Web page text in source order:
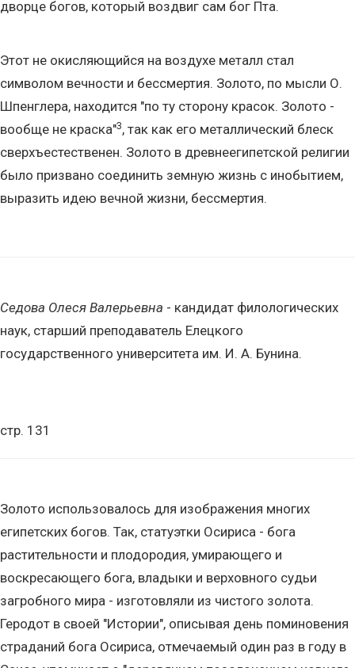
дворце богов, который воздвиг сам бог Пта.
Этот не окисляющийся на воздухе металл стал
символом вечности и бессмертия. Золото, по мысли О.
Шпенглера, находится "по ту сторону красок. Золото -
вообще не краска"3, так как его металлический блеск
сверхъестественен. Золото в древнеегипетской религии
было призвано соединить земную жизнь с инобытием,
выразить идею вечной жизни, бессмертия.
Седова Олеся Валерьевна - кандидат филологических
наук, старший преподаватель Елецкого
государственного университета им. И. А. Бунина.
стр. 131
Золото использовалось для изображения многих
египетских богов. Так, статуэтки Осириса - бога
растительности и плодородия, умирающего и
воскресающего бога, владыки и верховного судьи
загробного мира - изготовляли из чистого золота.
Геродот в своей "Истории", описывая день поминовения
страданий бога Осириса, отмечаемый один раз в году в